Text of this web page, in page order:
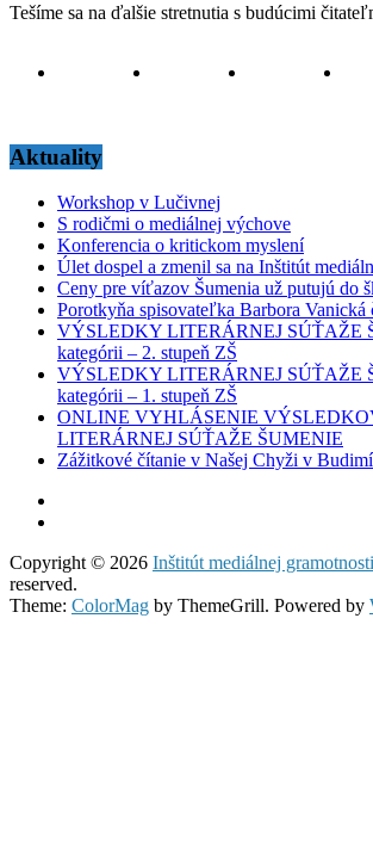
Tešíme sa na ďalšie stretnutia s budúcimi
Aktuality
Workshop v Lučivnej
S rodičmi o mediálnej výchove
Konferencia o kritickom myslení
Úlet dospel a zmenil sa na Inštitút
Ceny pre víťazov Šumenia už putujú do
Porotkyňa spisovateľka Barbora Vanická
VÝSLEDKY LITERÁRNEJ SÚŤAŽE
kategórii – 2. stupeň ZŠ
VÝSLEDKY LITERÁRNEJ SÚŤAŽE
kategórii – 1. stupeň ZŠ
ONLINE VYHLÁSENIE
LITERÁRNEJ SÚŤAŽE ŠUMENIE
Zážitkové čítanie v Našej Chyži v
Copyright © 2026 Inštitút mediálnej gramotnosti
reserved.
Theme: ColorMag by ThemeGrill. Powered by